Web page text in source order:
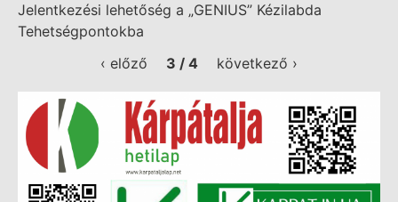
Jelentkezési lehetőség a „GENIUS” Kézilabda
Tehetségpontokba
‹ előző
3 / 4 következő ›